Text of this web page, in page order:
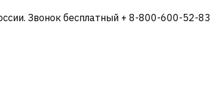
Звонок бесплатный + 8-800-600-52-83